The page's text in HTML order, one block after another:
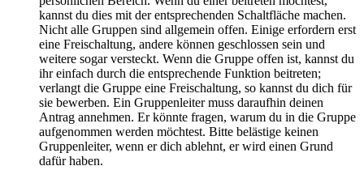
kannst du dies mit der entsprechenden Schaltfläche machen.
Nicht alle Gruppen sind allgemein offen. Einige erfordern erst
eine Freischaltung, andere können geschlossen sein und
weitere sogar versteckt. Wenn die Gruppe offen ist, kannst du
ihr einfach durch die entsprechende Funktion beitreten;
verlangt die Gruppe eine Freischaltung, so kannst du dich für
sie bewerben. Ein Gruppenleiter muss daraufhin deinen
Antrag annehmen. Er könnte fragen, warum du in die Gruppe
aufgenommen werden möchtest. Bitte belästige keinen
Gruppenleiter, wenn er dich ablehnt, er wird einen Grund
dafür haben.